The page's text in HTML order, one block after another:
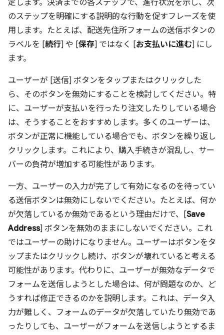
定します。決済までの各ステップで、進行状況を示し、次
のステップを明確にする説明的な行動を促すフレーズを使
用します。たとえば、配送先住所フォームの送信ボタンの
ラベルを [続行] や [保存] ではなく [お支払いに進む] にし
ます。
ユーザーが [送信] ボタンをタップまたはクリックした
ら、そのボタンを無効にすることを検討してください。特
に、ユーザーが支払いを行ったり注文したりしている場合
は、そうすることをおすすめします。多くのユーザーは、
ボタンが正常に機能している場合でも、ボタンを繰り返し
クリックします。これにより、購入手続きが混乱し、サー
バーの負荷が増加する可能性があります。
一方、ユーザーの入力が完了して有効になるのを待ってい
る送信ボタンは無効にしないでください。たとえば、何か
が欠落しているか無効であるという理由だけで、[Save
Address] ボタンを無効のままにしないでください。これ
ではユーザーの助けになりません。ユーザーはボタンをタ
ップまたはクリックし続け、ボタンが壊れていると考える
可能性があります。代わりに、ユーザーが無効なデータで
フォームを送信しようとした場合は、何が問題なのか、ど
うすれば修正できるのかを説明します。これは、データ入
力が難しく、フォームのデータが欠落していたり無効であ
ったりしても、ユーザーがフォームを送信しようとするま